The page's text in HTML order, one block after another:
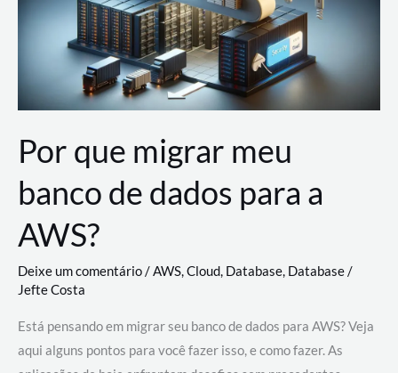
Por que migrar meu
banco de dados para a
AWS?
Deixe um comentário/AWS,Cloud, Database, Database/
Jefte Costa
Está pensando em migrar seu banco de dados para AWS? Veja
aqui alguns pontos para você fazer isso, e como fazer. As